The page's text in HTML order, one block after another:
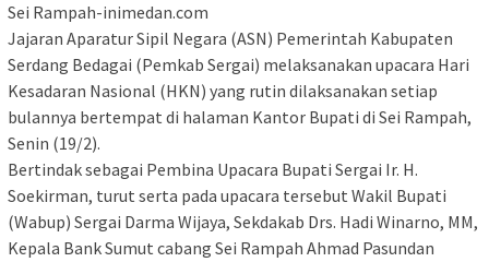
Sei Rampah-inimedan.com
Jajaran Aparatur Sipil Negara (ASN) Pemerintah Kabupaten
Serdang Bedagai (Pemkab Sergai) melaksanakan upacara Hari
Kesadaran Nasional (HKN) yang rutin dilaksanakan setiap
bulannya bertempat di halaman Kantor Bupati di Sei Rampah,
Senin (19/2).
Bertindak sebagai Pembina Upacara Bupati Sergai Ir. H.
Soekirman, turut serta pada upacara tersebut Wakil Bupati
(Wabup) Sergai Darma Wijaya, Sekdakab Drs. Hadi Winarno, MM,
Kepala Bank Sumut cabang Sei Rampah Ahmad Pasundan